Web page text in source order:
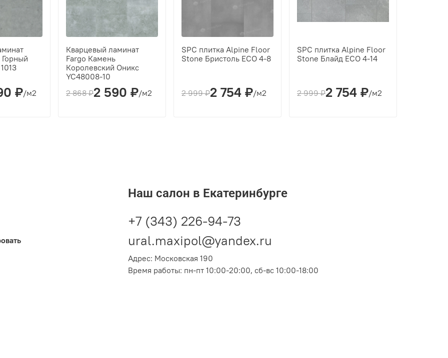
₽/м2
Кварцевый ламинат
Fargo Камень
Королевский Оникс
YC48008-10
2 868 ₽2 590 ₽/м2
SPC плитка Alpine Floor
Stone Бристоль ECO 4-8
2 999 ₽2 754 ₽/м2
SPC плитка Alpine Floor
Stone Блайд ECO 4-14
2 999 ₽2 754 ₽/м2
Наш салон в Екатеринбурге
+7 (343) 226-94-73
ural.maxipol@yandex.ru
Адрес: Московская 190
Время работы: пн-пт 10:00-20:00, сб-вс 10:00-18:00